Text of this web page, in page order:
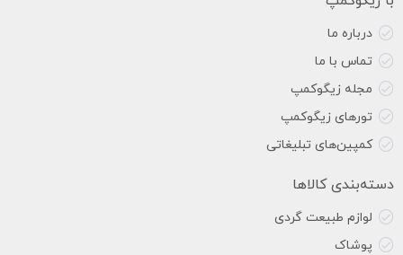
درباره ما
تماس با ما
مجله زیگوکمپ
تورهای زیگوکمپ
کمپین‌های تبلیغاتی
دسته‌بندی کالاها
لوازم طبیعت گردی
پوشاک